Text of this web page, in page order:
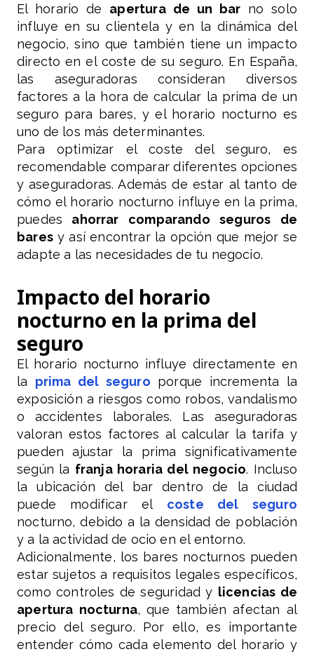
El horario de apertura de un bar no solo
influye en su clientela y en la dinámica del
negocio, sino que también tiene un impacto
directo en el coste de su seguro. En España,
las aseguradoras consideran diversos
factores a la hora de calcular la prima de un
seguro para bares, y el horario nocturno es
uno de los más determinantes.
Para optimizar el coste del seguro, es
recomendable comparar diferentes opciones
y aseguradoras. Además de estar al tanto de
cómo el horario nocturno influye en la prima,
puedes
ahorrar comparando seguros de
baresy así encontrar la opción que mejor se
adapte a las necesidades de tu negocio.
Impacto del horario
nocturno en la prima del
seguro
El horario nocturno influye directamente en
la prima del seguro porque incrementa la
exposición a riesgos como robos, vandalismo
o accidentes laborales. Las aseguradoras
valoran estos factores al calcular la tarifa y
pueden ajustar la prima significativamente
según la franja horaria del negocio. Incluso
la ubicación del bar dentro de la ciudad
puede modificar el coste del seguro
nocturno, debido a la densidad de población
y a la actividad de ocio en el entorno.
Adicionalmente, los bares nocturnos pueden
estar sujetos a requisitos legales específicos,
como controles de seguridad y licencias de
apertura nocturna, que también afectan al
precio del seguro. Por ello, es importante
entender cómo cada elemento del horario y